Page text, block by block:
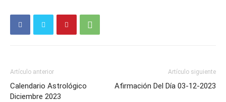
Artículo anterior
Calendario Astrológico
Diciembre 2023
Artículo siguiente
Afirmación Del Día 03-12-2023